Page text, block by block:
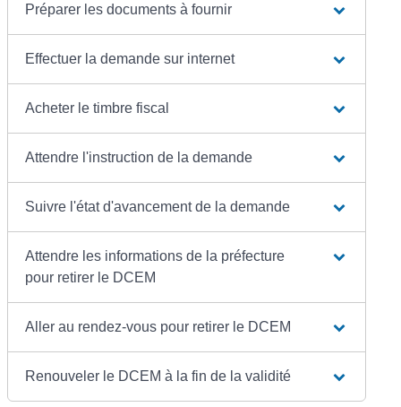
Préparer les documents à fournir
Effectuer la demande sur internet
Acheter le timbre fiscal
Attendre l'instruction de la demande
Suivre l'état d'avancement de la demande
Attendre les informations de la préfecture
pour retirer le DCEM
Aller au rendez-vous pour retirer le DCEM
Renouveler le DCEM à la fin de la validité